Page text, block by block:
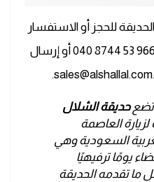
للحجز أو الاستفسار
من خلال الاتصال على الرقم +966 53 8744 040 أو إرسال
.
تضعحديقة الشلال
العاصمة
السعودية وهي
يومًا ترفيهيًا
ما تقدمه الحديقة